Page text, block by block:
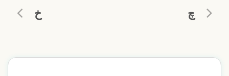
چ خ